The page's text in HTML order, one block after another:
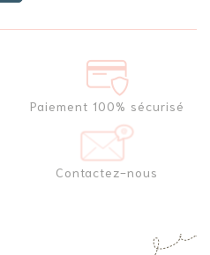
Paiement 100% sécurisé
Contactez-nous